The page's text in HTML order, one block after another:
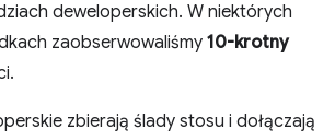
deweloperskich. W niektórych
zaobserwowaliśmy 10-krotny
zbierają ślady stosu i dołączają